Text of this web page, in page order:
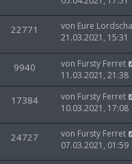
22771 von Eure
21.03.2021, 15:31
9940 von Fursty Ferret
11.03.2021, 21:38
17384 von Fursty Ferret
10.03.2021, 17:08
24727 von Fursty Ferret
07.03.2021, 01:59